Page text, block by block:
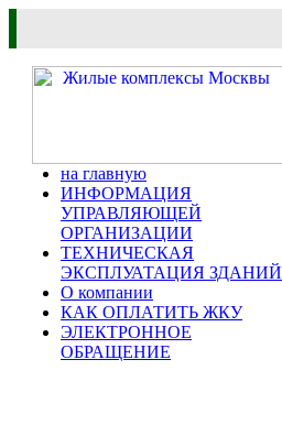
на главную
ИНФОРМАЦИЯ
УПРАВЛЯЮЩЕЙ
ОРГАНИЗАЦИИ
ТЕХНИЧЕСКАЯ
ЭКСПЛУАТАЦИЯ ЗДАНИЙ
О компании
КАК ОПЛАТИТЬ ЖКУ
ЭЛЕКТРОННОЕ
ОБРАЩЕНИЕ